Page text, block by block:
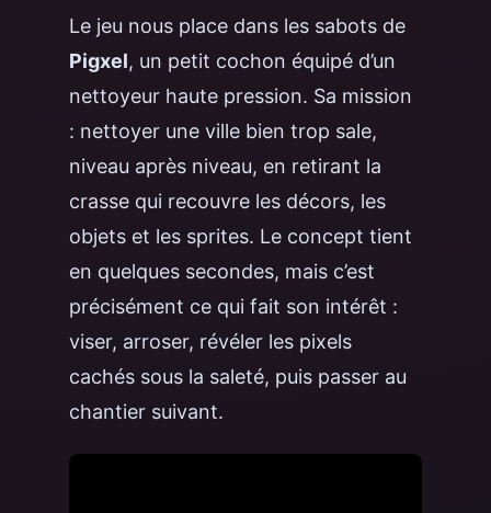
Le jeu nous place dans les sabots de
Pigxel, un petit cochon équipé d’un
nettoyeur haute pression. Sa mission
: nettoyer une ville bien trop sale,
niveau après niveau, en retirant la
crasse qui recouvre les décors, les
objets et les sprites. Le concept tient
en quelques secondes, mais c’est
précisément ce qui fait son intérêt :
viser, arroser, révéler les pixels
cachés sous la saleté, puis passer au
chantier suivant.